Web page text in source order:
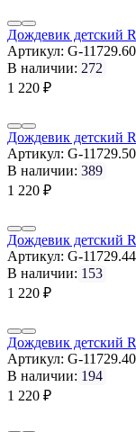
Дождевик детский
Артикул: G-
В наличии: 272
1 220 ₽
Дождевик детский
Артикул: G-
В наличии: 389
1 220 ₽
Дождевик детский
Артикул: G-
В наличии: 153
1 220 ₽
Дождевик детский
Артикул: G-
В наличии: 194
1 220 ₽